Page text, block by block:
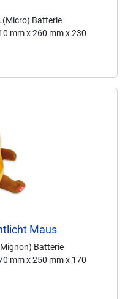
(Micro) Batterie
mm x 260 mm x 230
Maus
Batterie
mm x 250 mm x 170